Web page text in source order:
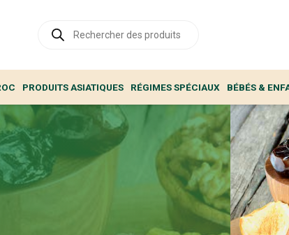
produits
PRODUITS ASIATIQUES RÉGIMES SPÉCIAUX BÉBÉS &